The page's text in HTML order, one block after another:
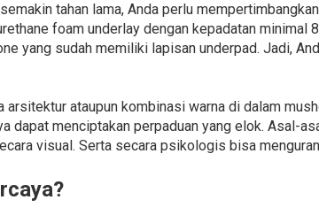
tahan lama, Anda perlu
foam underlay dengan kepadatan minimal
yang sudah memiliki lapisan underpad. Jadi,
ataupun kombinasi warna di dalam
dapat menciptakan perpaduan yang elok. Asal-
visual. Serta secara psikologis bisa